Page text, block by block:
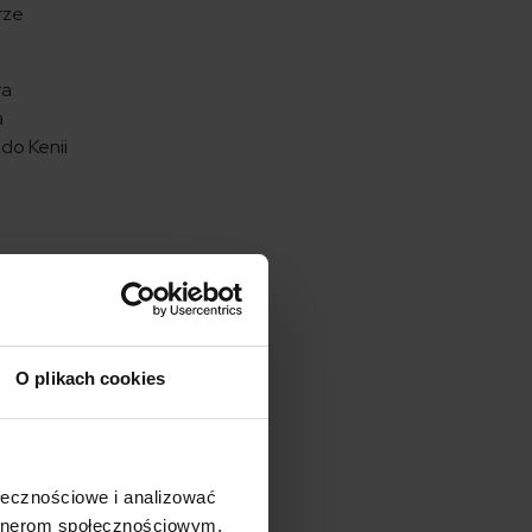
O plikach cookies
i analizować
społecznościowym,
Kenii
na